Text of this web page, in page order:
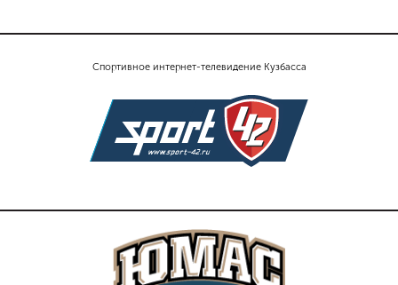
Спортивное интернет-телевидение Кузбасса